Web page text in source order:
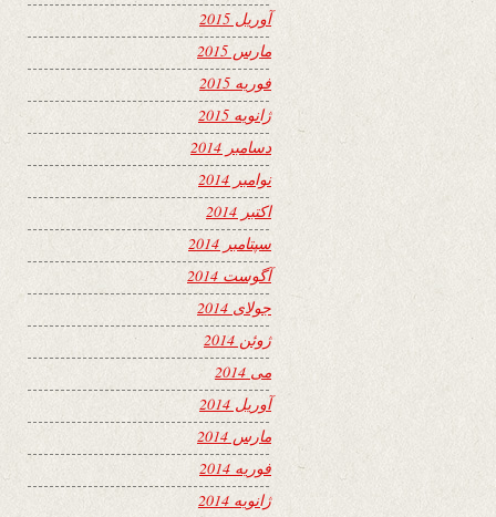
آوریل 2015
مارس 2015
فوریه 2015
ژانویه 2015
دسامبر 2014
نوامبر 2014
اکتبر 2014
سپتامبر 2014
آگوست 2014
جولای 2014
ژوئن 2014
می 2014
آوریل 2014
مارس 2014
فوریه 2014
ژانویه 2014